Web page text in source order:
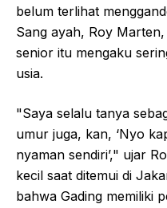
belum terlihat
Sang ayah, Roy
senior itu mengaku
usia.
"Saya selalu tanya
umur juga, kan, ‘Nyo
nyaman sendiri’," ujar
kecil saat ditemui di
bahwa Gading memiliki